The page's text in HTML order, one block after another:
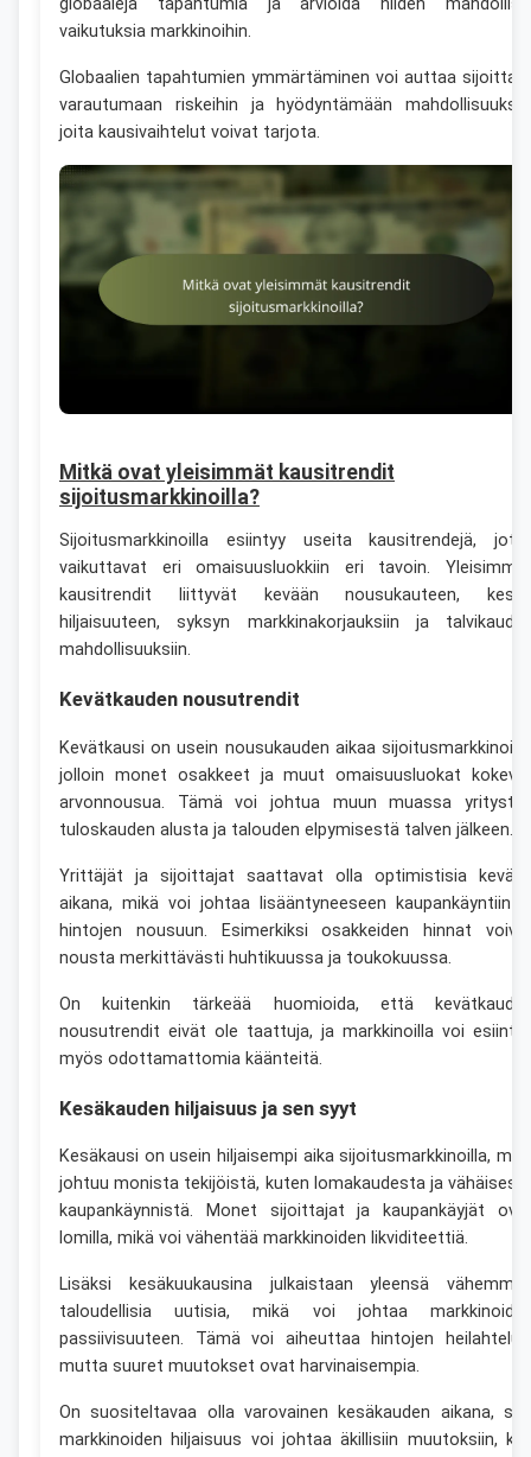
vaikutuksia markkinoihin.
Globaalien tapahtumien ymmärtäminen voi auttaa
varautumaan riskeihin ja hyödyntämään
joita kausivaihtelut voivat tarjota.
Mitkä ovat yleisimmät kausitrendit
sijoitusmarkkinoilla?
Sijoitusmarkkinoilla esiintyy useita kausitrendejä,
vaikuttavat eri omaisuusluokkiin eri tavoin.
kausitrendit liittyvät kevään nousukauteen,
hiljaisuuteen, syksyn markkinakorjauksiin ja
mahdollisuuksiin.
Kevätkauden nousutrendit
Kevätkausi on usein nousukauden aikaa
jolloin monet osakkeet ja muut omaisuusluokat
arvonnousua. Tämä voi johtua muun muassa
tuloskauden alusta ja talouden elpymisestä talven jälkeen.
Yrittäjät ja sijoittajat saattavat olla optimistisia
aikana, mikä voi johtaa lisääntyneeseen kaupankäyntiin
hintojen nousuun. Esimerkiksi osakkeiden hinnat
nousta merkittävästi huhtikuussa ja toukokuussa.
On kuitenkin tärkeää huomioida, että
nousutrendit eivät ole taattuja, ja markkinoilla voi
myös odottamattomia käänteitä.
Kesäkauden hiljaisuus ja sen syyt
Kesäkausi on usein hiljaisempi aika sijoitusmarkkinoilla,
johtuu monista tekijöistä, kuten lomakaudesta ja
kaupankäynnistä. Monet sijoittajat ja kaupankäyjät
lomilla, mikä voi vähentää markkinoiden likviditeettiä.
Lisäksi kesäkuukausina julkaistaan yleensä
taloudellisia uutisia, mikä voi johtaa
passiivisuuteen. Tämä voi aiheuttaa hintojen
mutta suuret muutokset ovat harvinaisempia.
On suositeltavaa olla varovainen kesäkauden aikana,
markkinoiden hiljaisuus voi johtaa äkillisiin muutoksiin,